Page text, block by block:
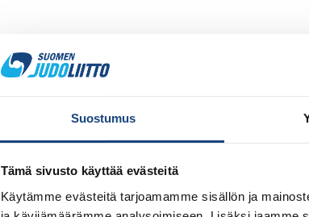
Suostumus
Tämä sivusto käyttää evästeitä
Käytämme evästeitä tarjoamamme sisällön ja